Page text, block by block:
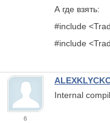
А где взять:
#include
#include
6
Internal